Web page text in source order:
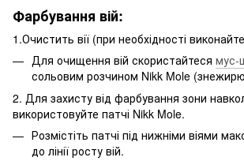
Фарбування вій:
1.Очистить вії (при необхідності
Для очищення вій скористайтеся мус-
сольовим розчином Nikk Mole
2. Для захисту від фарбування зони
використовуйте патчі Nikk Mole.
Розмістіть патчі під нижніми віями
до лінії росту вій.